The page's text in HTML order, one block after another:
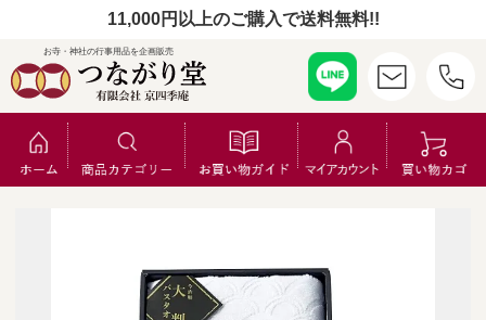
11,000円以上のご購入で送料無料!!
お寺・神社の行事用品を企画販売